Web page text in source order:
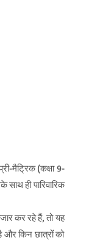
मैट्रिक (कक्षा 9-
ही पारिवारिक
कर रहे हैं, तो यह
किन छात्रों को